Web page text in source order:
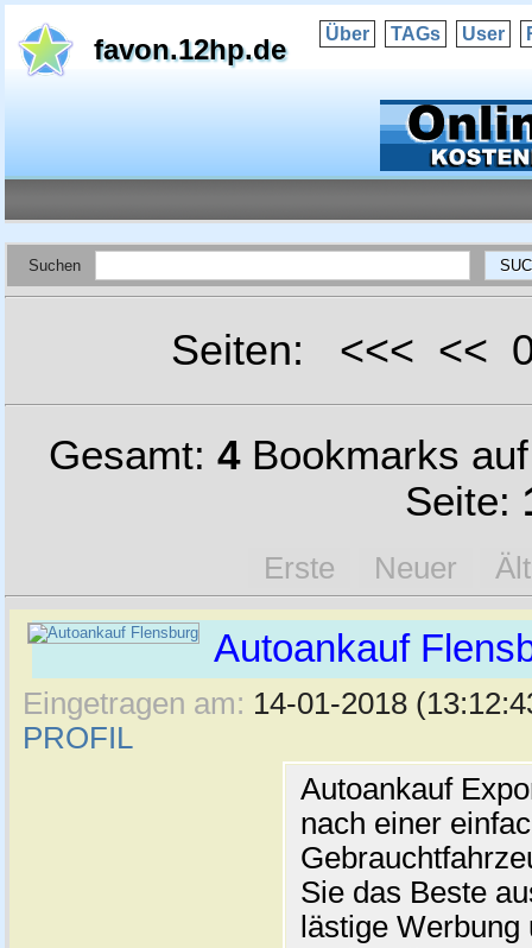
favon.12hp.de Über TAGs User
Suchen
Seiten: <<< <<
Gesamt: 4Bookmarks
Seite:
Erste Neuer
Autoankauf
Eingetragen am: 14-01-2018
PROFIL
Autoankauf
nach einer
Sie das Beste
lästige